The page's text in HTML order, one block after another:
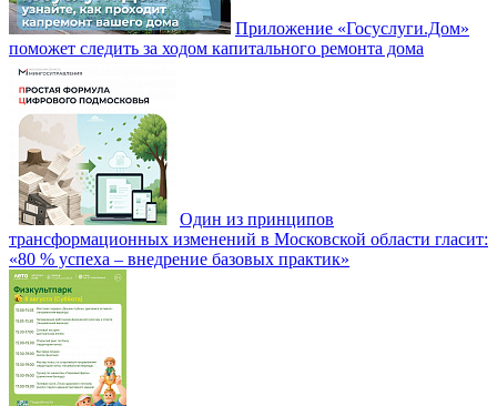
Приложение «Госуслуги.Дом»
поможет следить за ходом капитального ремонта дома
Один из принципов
трансформационных изменений в Московской области гласит:
«80 % успеха – внедрение базовых практик»